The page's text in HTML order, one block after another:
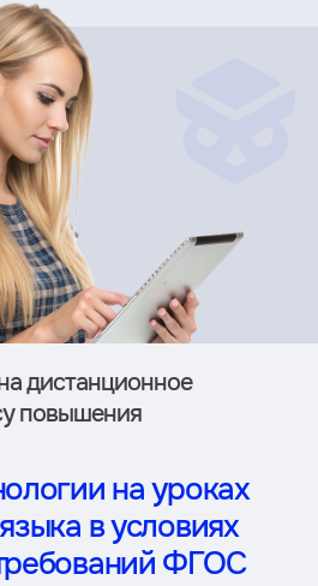
дистан­ционное
повышения
на уроках
в условиях
ФГОС